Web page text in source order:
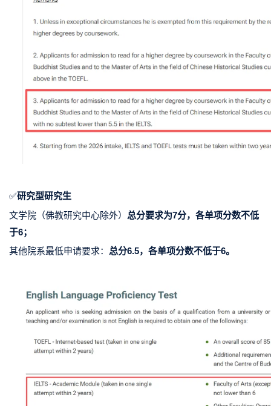
✅研究型研究生
文学院（佛教研究中心除外） 总分要求为7分，各单项分数不低
于6；
其他院系最低申请要求： 总分6.5，各单项分数不低于6。